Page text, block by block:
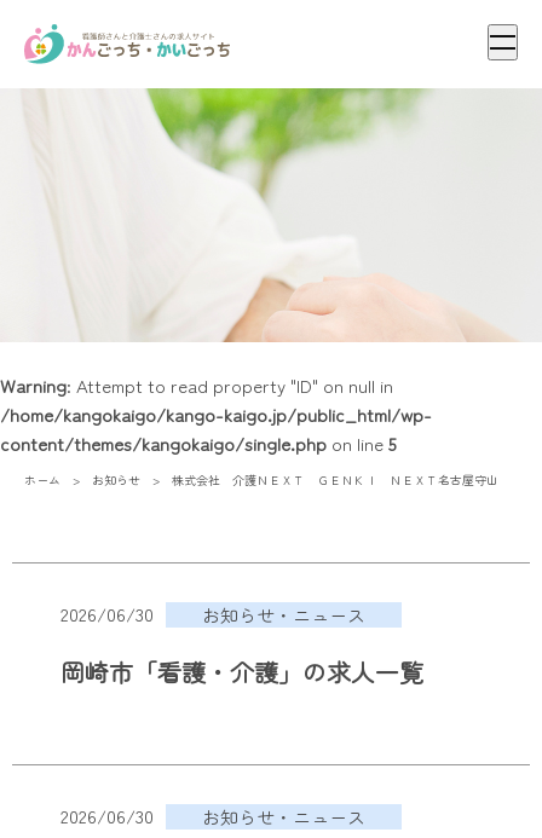
メニ
Warning: Attempt to read property "ID" on null in
/home/kangokaigo/kango-kaigo.jp/public_html/wp-
content/themes/kangokaigo/single.php on line5
ホーム お知らせ 株式会社 介護ＮＥＸＴ ＧＥＮＫＩ ＮＥＸＴ名古屋守山
2026/06/30 お知らせ・ニュース
岡崎市「看護・介護」の求人一覧
2026/06/30 お知らせ・ニュース